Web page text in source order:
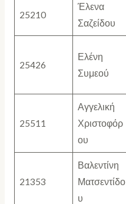
25210
Έλενα
Σαζείδου
25426
Ελένη
Συμεού
25511
Αγγελική
Χριστοφόρ
ου
21353
Βαλεντίνη
Ματσεντίδο
υ